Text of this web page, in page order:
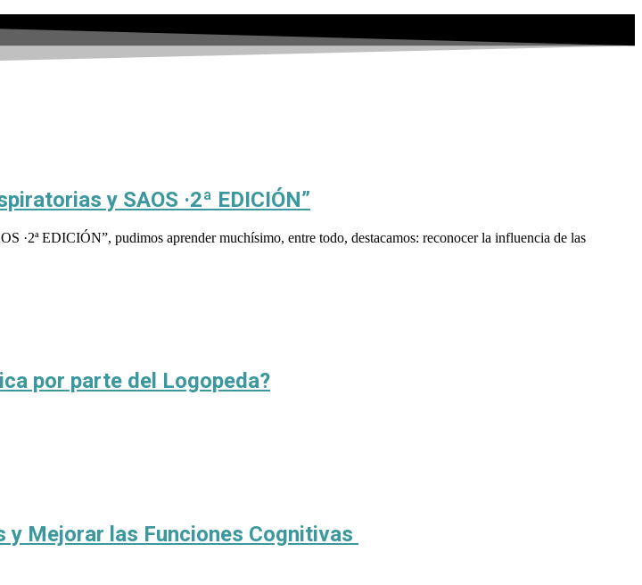
y SAOS ·2ª EDICIÓN”
·2ª EDICIÓN”, pudimos aprender muchísimo, entre todo, destacamos: reconocer la influencia de las
por parte del Logopeda?
Mejorar las Funciones Cognitivas